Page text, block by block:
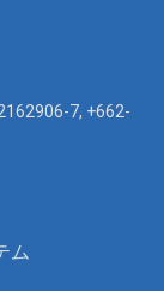
7, +662-
ム